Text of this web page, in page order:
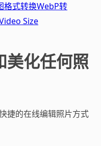
格式转换WebP转
Size
美化任何照
捷的在线编辑照片方式